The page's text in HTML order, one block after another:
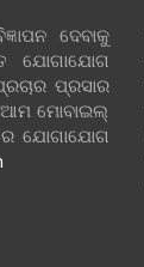
ଦେବାକୁ
ଯୋଗାଯୋଗ
ପ୍ରସାର
ମୋବାଇଲ୍
ଯୋଗାଯୋଗ